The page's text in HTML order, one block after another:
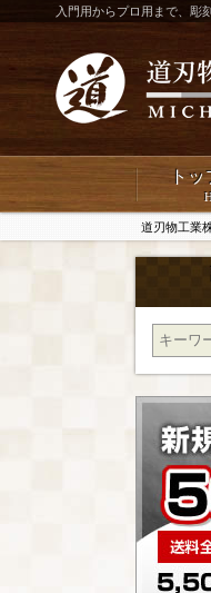
入門用からプロ用まで、彫
ト
道刃物工業